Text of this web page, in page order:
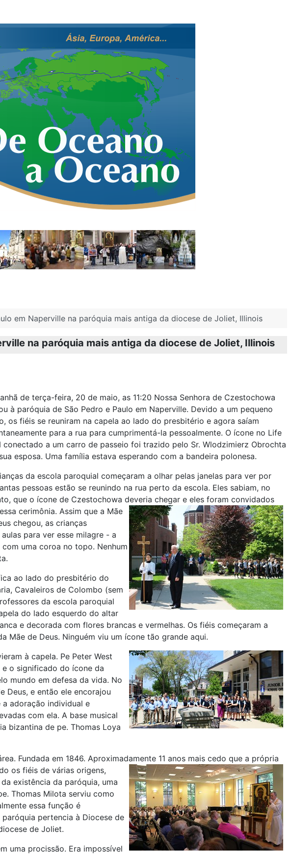
em Naperville na paróquia mais antiga da diocese de Joliet, Illinois
na paróquia mais antiga da diocese de Joliet, Illinois
de terça-feira, 20 de maio, as 11:20 Nossa Senhora de Czestochowa
à paróquia de São Pedro e Paulo em Naperville. Devido a um pequeno
os fiéis se reuniram na capela ao lado do presbitério e agora saíam
para a rua para cumprimentá-la pessoalmente. O ícone no Life
conectado a um carro de passeio foi trazido pelo Sr. Wlodzimierz Obrochta
esposa. Uma família estava esperando com a bandeira polonesa.
da escola paroquial começaram a olhar pelas janelas para ver por
pessoas estão se reunindo na rua perto da escola. Eles sabiam, no
que o ícone de Czestochowa deveria chegar e eles foram convidados
cerimônia. Assim que a Mãe
chegou, as crianças
para ver esse milagre - a
uma coroa no topo. Nenhum
ao lado do presbitério do
Cavaleiros de Colombo (sem
da escola paroquial
do lado esquerdo do altar
e decorada com flores brancas e vermelhas. Os fiéis começaram a
Mãe de Deus. Ninguém viu um ícone tão grande aqui.
à capela. Pe Peter West
o significado do ícone da
mundo em defesa da vida. No
Deus, e então ele encorajou
adoração individual e
com ela. A base musical
bizantina de pe. Thomas Loya
Fundada em 1846. Aproximadamente 11 anos mais cedo que a própria
os fiéis de várias origens,
existência da paróquia, uma
Thomas Milota serviu como
essa função é
pertencia à Diocese de
de Joliet.
uma procissão. Era impossível